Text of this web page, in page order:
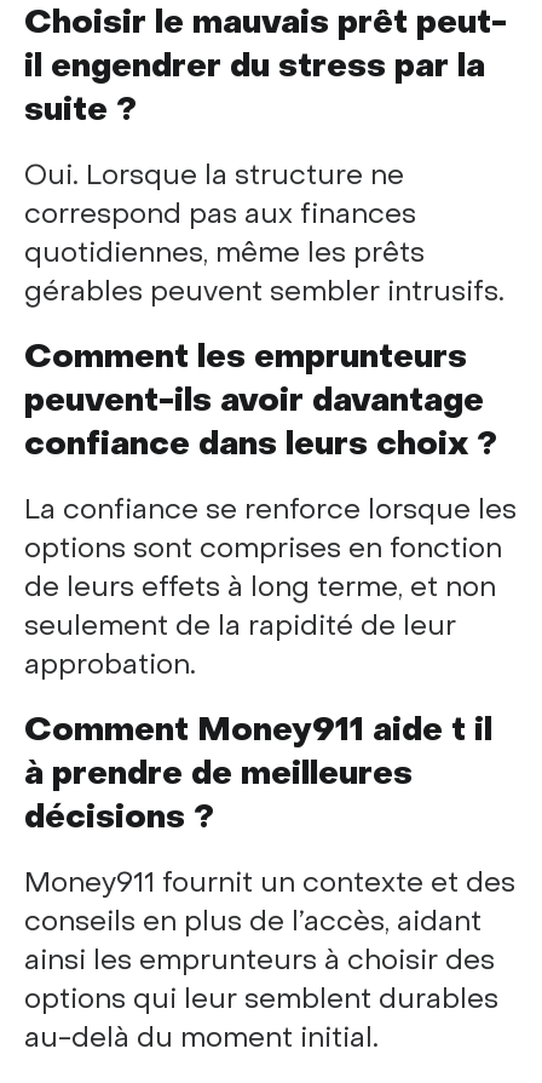
Choisir le mauvais prêt peut-
il engendrer du stress par la
suite ?
Oui. Lorsque la structure ne
correspond pas aux finances
quotidiennes, même les prêts
gérables peuvent sembler intrusifs.
Comment les emprunteurs
peuvent-ils avoir davantage
confiance dans leurs choix ?
La confiance se renforce lorsque les
options sont comprises en fonction
de leurs effets à long terme, et non
seulement de la rapidité de leur
approbation.
Comment Money911 aide t il
à prendre de meilleures
décisions ?
Money911 fournit un contexte et des
conseils en plus de l’accès, aidant
ainsi les emprunteurs à choisir des
options qui leur semblent durables
au-delà du moment initial.